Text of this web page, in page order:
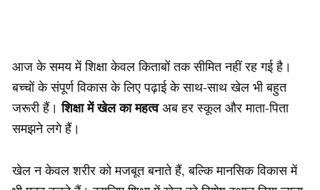
आज के समय में शिक्षा केवल किताबों तक सीमित नहीं रह गई है।
बच्चों के संपूर्ण विकास के लिए पढ़ाई के साथ-साथ खेल भी बहुत
जरूरी हैं।शिक्षा में खेल का महत्वअब हर स्कूल और माता-पिता
समझने लगे हैं।
खेल न केवल शरीर को मजबूत बनाते हैं, बल्कि मानसिक विकास में